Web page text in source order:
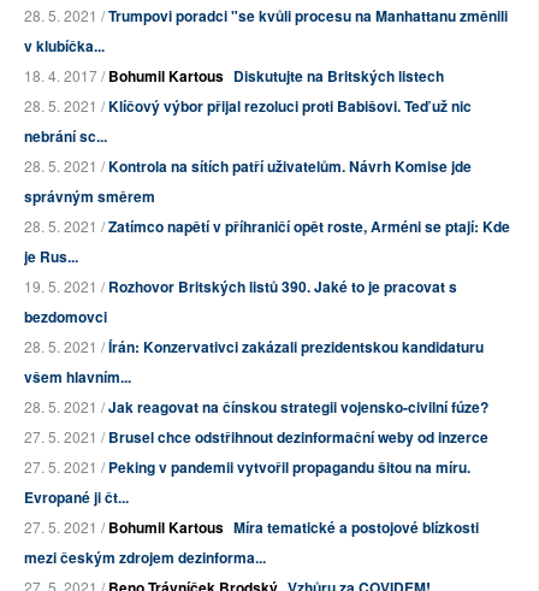
28. 5. 2021 /Trumpovi poradci "se kvůli procesu na Manhattanu změnili
v klubíčka...
18. 4. 2017 /Bohumil Kartous Diskutujte na Britských listech
28. 5. 2021 /Klíčový výbor přijal rezoluci proti Babišovi. Teď už nic
nebrání sc...
28. 5. 2021 /Kontrola na sítích patří uživatelům. Návrh Komise jde
správným směrem
28. 5. 2021 /Zatímco napětí v příhraničí opět roste, Arméni se ptají: Kde
je Rus...
19. 5. 2021 /Rozhovor Britských listů 390. Jaké to je pracovat s
bezdomovci
28. 5. 2021 /Írán: Konzervativci zakázali prezidentskou kandidaturu
všem hlavním...
28. 5. 2021 /Jak reagovat na čínskou strategii vojensko-civilní fúze?
27. 5. 2021 /Brusel chce odstřihnout dezinformační weby od inzerce
27. 5. 2021 /Peking v pandemii vytvořil propagandu šitou na míru.
Evropané ji čt...
27. 5. 2021 /Bohumil Kartous Míra tematické a postojové blízkosti
mezi českým zdrojem dezinforma...